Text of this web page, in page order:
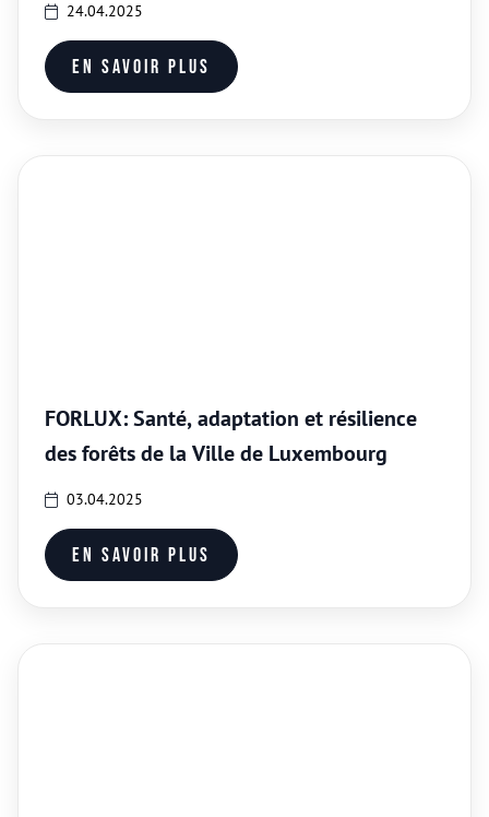
24.04.2025
En savoir plus
FORLUX: Santé, adaptation et résilience
des forêts de la Ville de Luxembourg
03.04.2025
En savoir plus